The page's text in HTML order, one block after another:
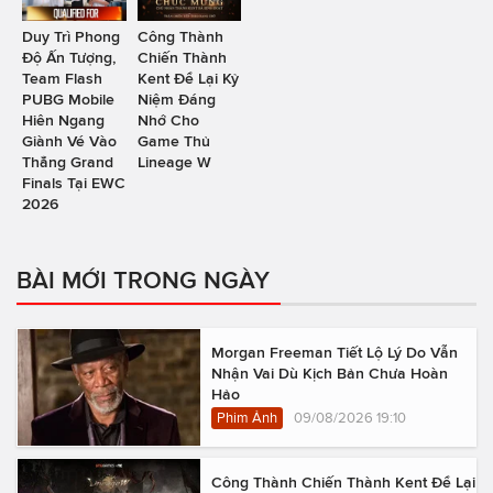
Duy Trì Phong
Độ Ấn Tượng,
Team Flash
PUBG Mobile
Hiên Ngang
Giành Vé Vào
Thẳng Grand
Finals Tại EWC
2026
Công Thành
Chiến Thành
Kent Để Lại Kỷ
Niệm Đáng
Nhớ Cho
Game Thủ
Lineage W
BÀI MỚI TRONG NGÀY
Morgan Freeman Tiết Lộ Lý Do Vẫn
Nhận Vai Dù Kịch Bản Chưa Hoàn
Hảo
Phim Ảnh 09/08/2026 19:10
Công Thành Chiến Thành Kent Để Lại